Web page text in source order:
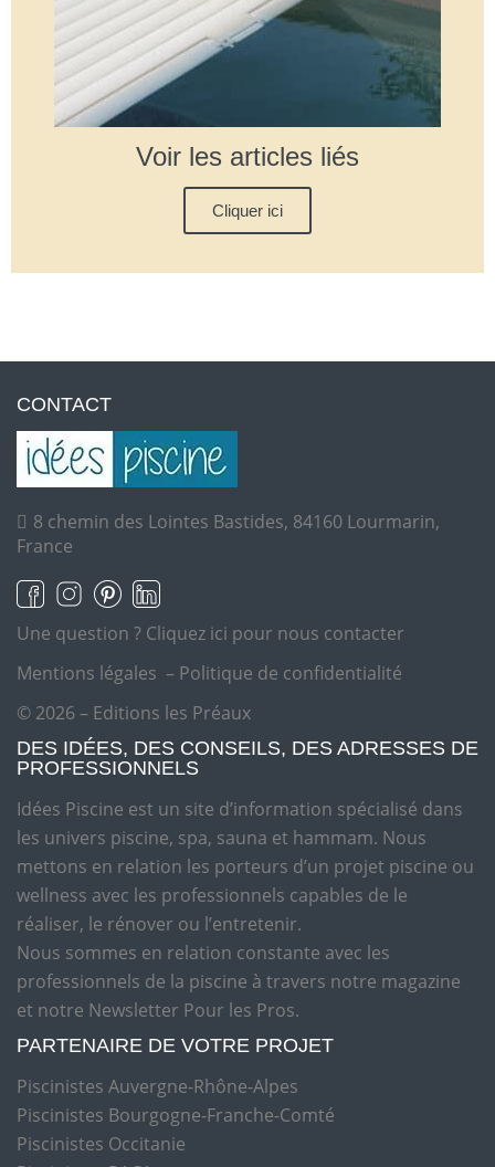
Voir les articles liés
Cliquer ici
CONTACT
8 chemin des Lointes Bastides, 84160 Lourmarin,
France
Une question ? Cliquez ici pour nous contacter
Mentions légales – Politique de confidentialité
© 2026 – Editions les Préaux
DES IDÉES, DES CONSEILS, DES ADRESSES DE
PROFESSIONNELS
Idées Piscine est un site d’information spécialisé dans
les univers piscine, spa, sauna et hammam. Nous
mettons en relation les porteurs d’un projet piscine ou
wellness avec les professionnels capables de le
réaliser, le rénover ou l’entretenir.
Nous sommes en relation constante avec les
professionnels de la piscine à travers notre magazine
et notre Newsletter Pour les Pros.
PARTENAIRE DE VOTRE PROJET
Piscinistes Auvergne-Rhône-Alpes
Piscinistes Bourgogne-Franche-Comté
Piscinistes Occitanie